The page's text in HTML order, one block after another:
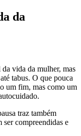
da
vida da mulher, mas
tabus. O que pouca
um fim, mas como um
traz também
ser compreendidas e